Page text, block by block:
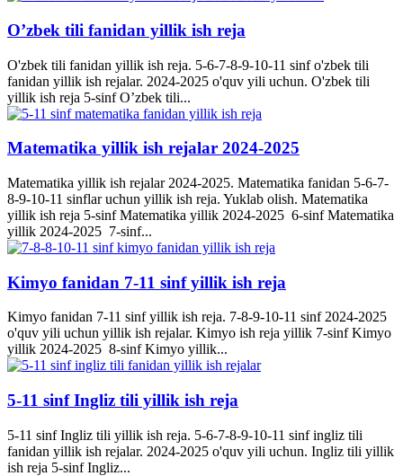
O’zbek tili fanidan yillik ish reja
O'zbek tili fanidan yillik ish reja. 5-6-7-8-9-10-11 sinf o'zbek tili
fanidan yillik ish rejalar. 2024-2025 o'quv yili uchun. O'zbek tili
yillik ish reja 5-sinf O’zbek tili...
Matematika yillik ish rejalar 2024-2025
Matematika yillik ish rejalar 2024-2025. Matematika fanidan 5-6-7-
8-9-10-11 sinflar uchun yillik ish reja. Yuklab olish. Matematika
yillik ish reja 5-sinf Matematika yillik 2024-2025 6-sinf Matematika
yillik 2024-2025 7-sinf...
Kimyo fanidan 7-11 sinf yillik ish reja
Kimyo fanidan 7-11 sinf yillik ish reja. 7-8-9-10-11 sinf 2024-2025
o'quv yili uchun yillik ish rejalar. Kimyo ish reja yillik 7-sinf Kimyo
yillik 2024-2025 8-sinf Kimyo yillik...
5-11 sinf Ingliz tili yillik ish reja
5-11 sinf Ingliz tili yillik ish reja. 5-6-7-8-9-10-11 sinf ingliz tili
fanidan yillik ish rejalar. 2024-2025 o'quv yili uchun. Ingliz tili yillik
ish reja 5-sinf Ingliz...